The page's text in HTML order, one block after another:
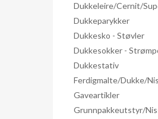
Dukkeleire/Cernit/
Dukkeparykker
Dukkesko - Støvler
Dukkesokker -
Dukkestativ
Ferdigmalte/dukke/
Gaveartikler
Grunnpakkeutstyr/